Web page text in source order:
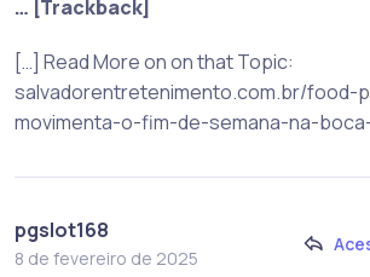
… [Trackback]
[…] Read More on on that Topic:
salvadorentretenimento.com.br/food-
movimenta-o-fim-de-semana-na-
pgslot168
8 de fevereiro de 2025